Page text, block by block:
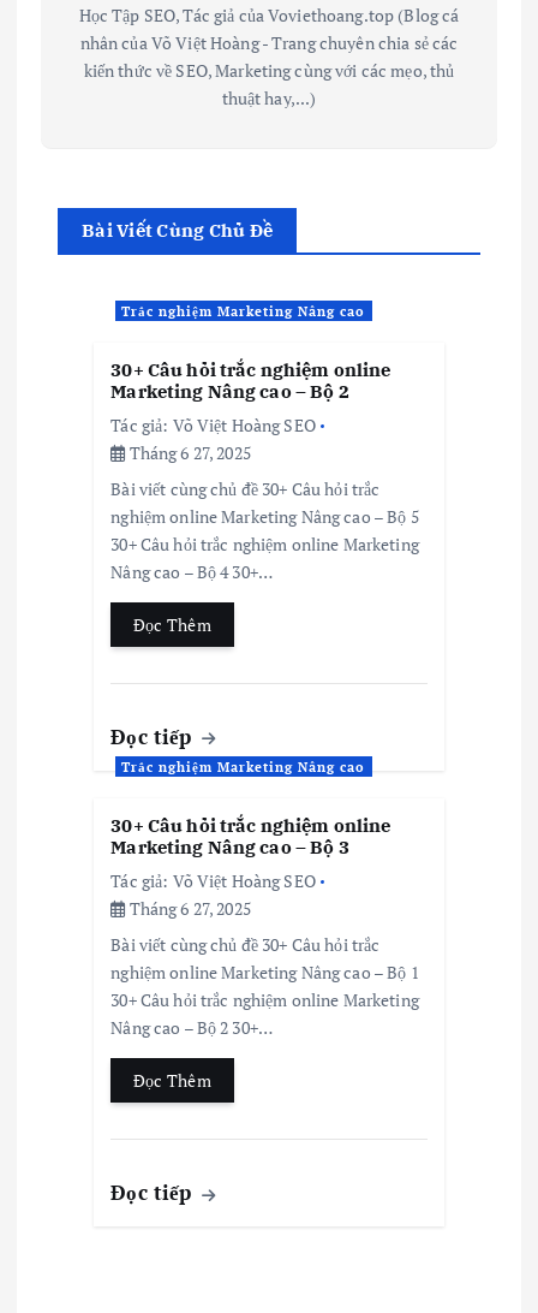
Học Tập SEO, Tác giả của Voviethoang.top (Blog cá
nhân của Võ Việt Hoàng - Trang chuyên chia sẻ các
kiến thức về SEO, Marketing cùng với các mẹo, thủ
thuật hay,...)
Bài Viết Cùng Chủ Đề
Trắc nghiệm Marketing Nâng cao
30+ Câu hỏi trắc nghiệm online
Marketing Nâng cao – Bộ 2
Tác giả: Võ Việt Hoàng SEO
Tháng 6 27, 2025
Bài viết cùng chủ đề 30+ Câu hỏi trắc
nghiệm online Marketing Nâng cao – Bộ 5
30+ Câu hỏi trắc nghiệm online Marketing
Nâng cao – Bộ 4 30+…
Đọc Thêm
Đọc tiếp
Trắc nghiệm Marketing Nâng cao
30+ Câu hỏi trắc nghiệm online
Marketing Nâng cao – Bộ 3
Tác giả: Võ Việt Hoàng SEO
Tháng 6 27, 2025
Bài viết cùng chủ đề 30+ Câu hỏi trắc
nghiệm online Marketing Nâng cao – Bộ 1
30+ Câu hỏi trắc nghiệm online Marketing
Nâng cao – Bộ 2 30+…
Đọc Thêm
Đọc tiếp